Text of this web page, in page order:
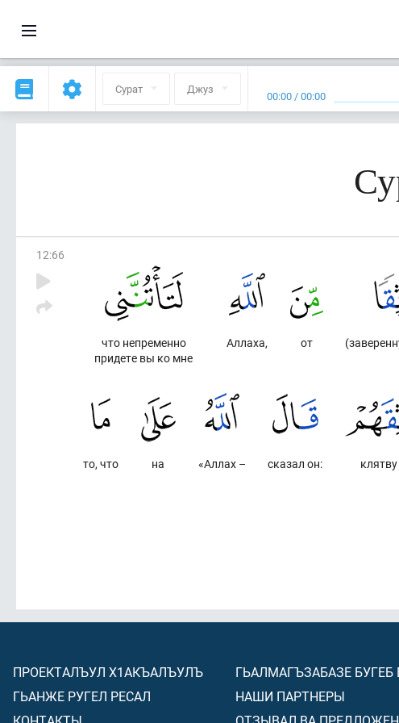
Сурат Джуз 00:00 /00:00
12:66
от
Аллаха,
что непременно
придете вы ко мне
клятву
сказал он:
«Аллах –
на
то, что
ПРОЕКТАЛЪУЛ Х1АКЪАЛЪУЛЪ
ГЬАНЖЕ РУГЕЛ РЕСАЛ
ГЬАЛМАГЪЗАБАЗЕ
НАШИ ПАРТНЕРЫ